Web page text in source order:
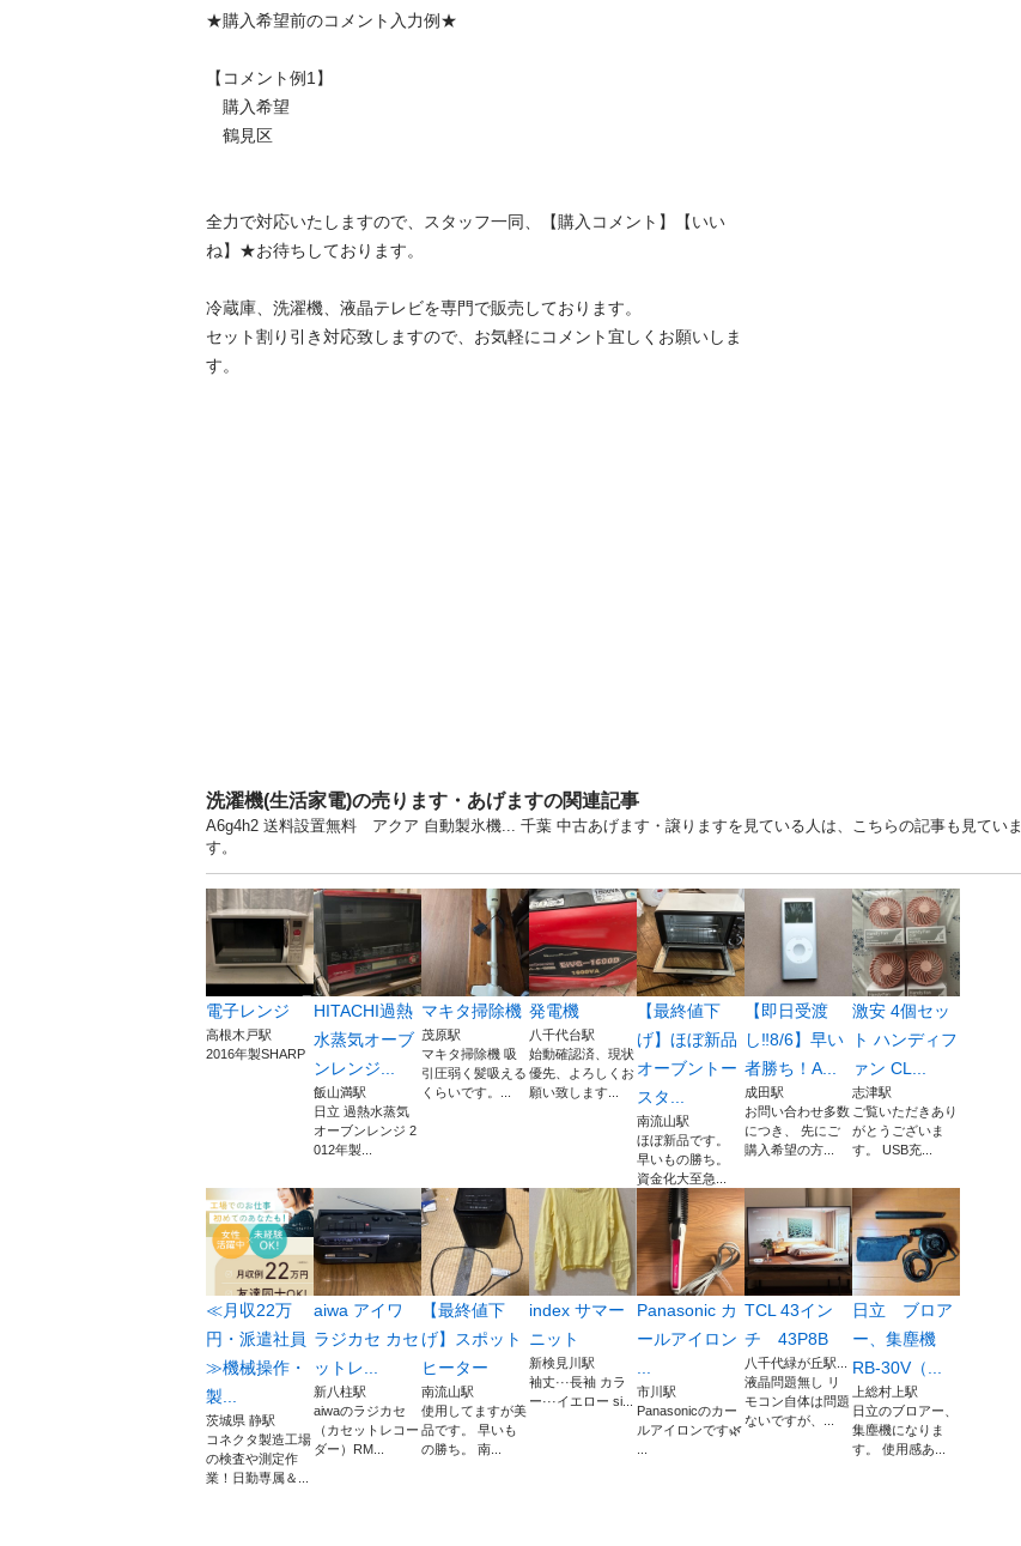
★購入希望前のコメント入力例★
【コメント例1】
購入希望
鶴見区
全力で対応いたしますので、スタッフ一同、【購入コメント】【いい
ね】★お待ちしております。
冷蔵庫、洗濯機、液晶テレビを専門で販売しております。
セット割り引き対応致しますので、お気軽にコメント宜しくお願いしま
す。
洗濯機(生活家電)の売ります・あげますの関連記事
A6g4h2 送料設置無料 アクア 自動製氷機... 千葉 中古あげます・譲りますを見ている人は、こちらの記事も見ていま
す。
電子レンジ
高根木戸駅
2016年製SHARP
HITACHI過熱
水蒸気オーブ
ンレンジ...
飯山満駅
日立 過熱水蒸気
オーブンレンジ 2
012年製...
マキタ掃除機
茂原駅
マキタ掃除機 吸
引圧弱く髪吸える
くらいです。...
発電機
八千代台駅
始動確認済、現状
優先、よろしくお
願い致します...
【最終値下
げ】ほぼ新品
オーブントー
スタ...
南流山駅
ほぼ新品です。
早いもの勝ち。
資金化大至急...
【即日受渡
し‼️8/6】早い
者勝ち！A...
成田駅
お問い合わせ多数
につき、 先にご
購入希望の方...
激安 4個セッ
ト ハンディフ
ァン CL...
志津駅
ご覧いただきあり
がとうございま
す。 USB充...
≪月収22万
円・派遣社員
≫機械操作・
製...
茨城県 静駅
コネクタ製造工場
の検査や測定作
業！日勤専属＆...
aiwa アイワ
ラジカセ カセ
ットレ...
新八柱駅
aiwaのラジカセ
（カセットレコー
ダー）RM...
【最終値下
げ】スポット
ヒーター
南流山駅
使用してますが美
品です。 早いも
の勝ち。 南...
index サマー
ニット
新検見川駅
袖丈···長袖 カラ
ー···イエロー si...
Panasonic カ
ールアイロン
市川駅
Panasonicのカー
ルアイロンです🌿
TCL 43イン
チ 43P8B
八千代緑が丘駅...
液晶問題無し リ
モコン自体は問題
ないですが、...
日立 ブロア
ー、集塵機
RB-30V（...
上総村上駅
日立のブロアー、
集塵機になりま
す。 使用感あ...